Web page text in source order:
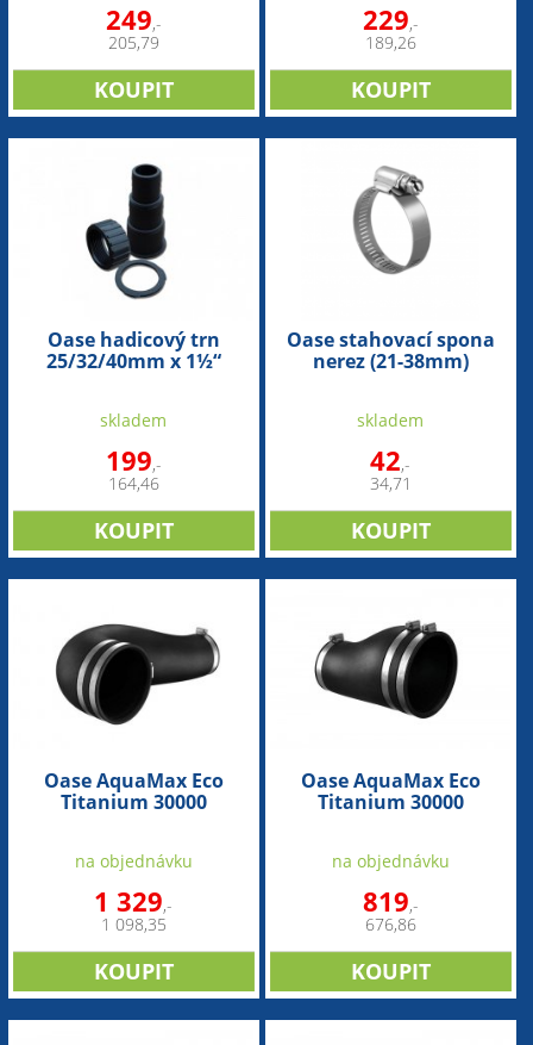
249,-
205,79
229,-
189,26
Oase hadicový trn
25/32/40mm x 1½“
skladem
199,-
164,46
Oase stahovací spona
nerez (21-38mm)
skladem
42,-
34,71
Oase AquaMax Eco
Titanium 30000
na objednávku
1 329,-
1 098,35
Oase AquaMax Eco
Titanium 30000
na objednávku
819,-
676,86